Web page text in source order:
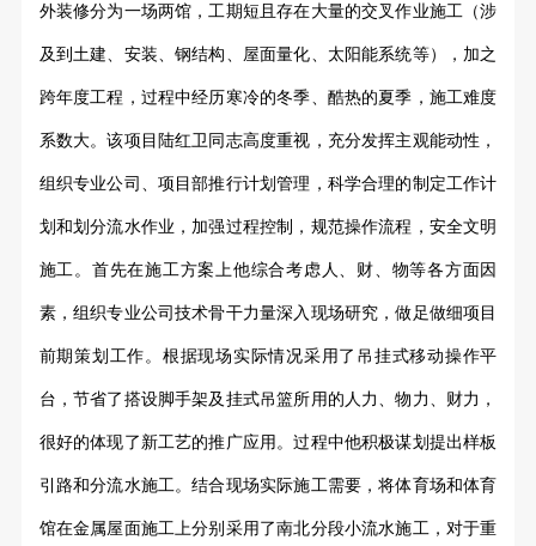
外装修分为一场两馆，工期短且存在大量的交叉作业施工（涉
及到土建、安装、钢结构、屋面量化、太阳能系统等），加之
跨年度工程，过程中经历寒冷的冬季、酷热的夏季，施工难度
系数大。该项目陆红卫同志高度重视，充分发挥主观能动性，
组织专业公司、项目部推行计划管理，科学合理的制定工作计
划和划分流水作业，加强过程控制，规范操作流程，安全文明
施工。首先在施工方案上他综合考虑人、财、物等各方面因
素，组织专业公司技术骨干力量深入现场研究，做足做细项目
前期策划工作。根据现场实际情况采用了吊挂式移动操作平
台，节省了搭设脚手架及挂式吊篮所用的人力、物力、财力，
很好的体现了新工艺的推广应用。过程中他积极谋划提出样板
引路和分流水施工。结合现场实际施工需要，将体育场和体育
馆在金属屋面施工上分别采用了南北分段小流水施工，对于重